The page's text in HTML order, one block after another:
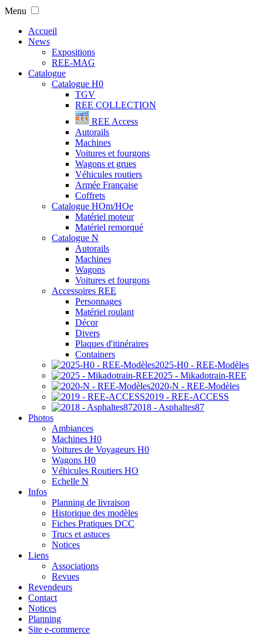
Menu
Accueil
News
Expositions
REE-MAG
Catalogue
Catalogue H0
TGV
REE COLLECTION
REE Access
Autorails
Machines
Voitures et fourgons
Wagons et grues
Véhicules routiers
Armée Française
Coffrets
Catalogue HOm/HOe
Matériel moteur
Matériel remorqué
Catalogue N
Autorails
Machines
Wagons
Voitures et fourgons
Accessoires REE
Personnages
Matériel roulant
Décor
Divers
Plaques d'itinéraires
Containers
2025-H0 - REE-Modèles
2025 - Mikadotrain-REE
2020-N - REE-Modèles
2019 - REE-ACCESS
2018 - Asphaltes87
Photos
Ambiances
Machines H0
Voitures de Voyageurs H0
Wagons H0
Véhicules Routiers HO
Echelle N
Infos
Planning de livraison
Historique des modèles
Fiches Pratiques DCC
Trucs et astuces
Notices
Liens
Associations
Revues
Revendeurs
Contact
Notices
Planning
Site e-commerce